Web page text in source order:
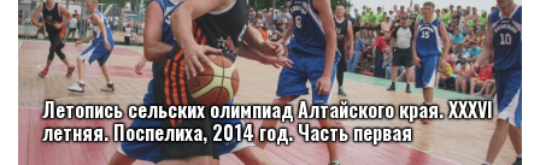
Летопись сельских олимпиад Алтайского края. XXXVI
летняя. Поспелиха, 2014 год. Часть первая